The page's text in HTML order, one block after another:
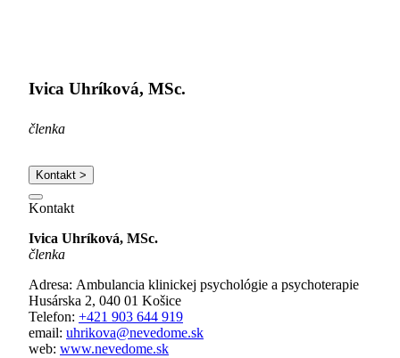
Ivica Uhríková, MSc.
členka
Kontakt >
Kontakt
Ivica Uhríková, MSc.
členka
Adresa: Ambulancia klinickej psychológie a psychoterapie
Husárska 2, 040 01 Košice
Telefon: +421 903 644 919
email: uhrikova@nevedome.sk
web: www.nevedome.sk